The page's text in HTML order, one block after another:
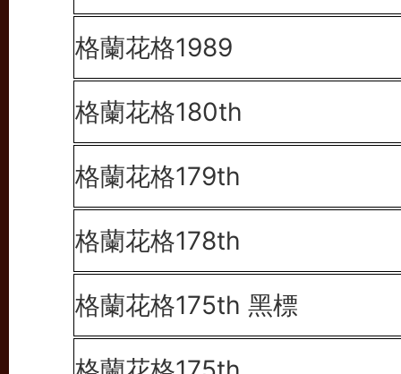
格蘭花格1989
格蘭花格180th
格蘭花格179th
格蘭花格178th
格蘭花格175th 黑標